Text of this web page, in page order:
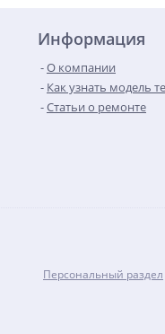
Информация
О компании
Как узнать модель
Статьи о ремонте
Персональный раздел